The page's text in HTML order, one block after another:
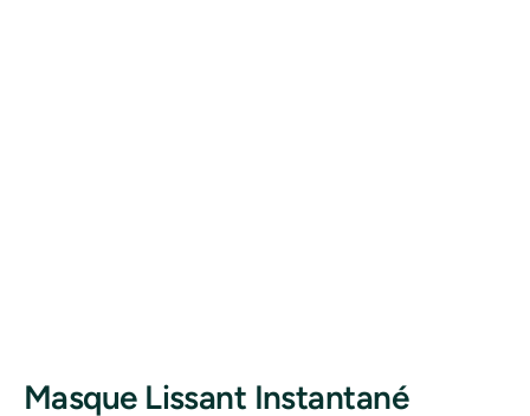
Masque Lissant Instantané